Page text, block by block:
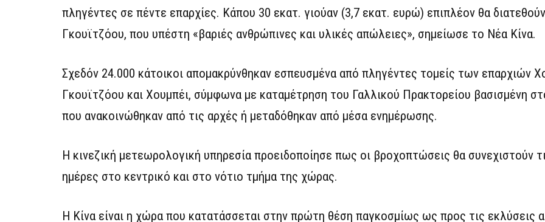
πληγέντες σε πέντε επαρχίες. Κάπου 30 εκατ. γιούαν (3,7 εκατ. ευρώ) επιπλέον θα
Γκουϊτζόου, που υπέστη «βαριές ανθρώπινες και υλικές απώλειες», σημείωσε το Νέα Κίνα.
Σχεδόν 24.000 κάτοικοι απομακρύνθηκαν εσπευσμένα από πληγέντες τομείς των επαρχιών
Γκουϊτζόου και Χουμπέι, σύμφωνα με καταμέτρηση του Γαλλικού Πρακτορείου βασισμένη
που ανακοινώθηκαν από τις αρχές ή μεταδόθηκαν από μέσα ενημέρωσης.
Η κινεζική μετεωρολογική υπηρεσία προειδοποίησε πως οι βροχοπτώσεις θα συνεχιστούν
ημέρες στο κεντρικό και στο νότιο τμήμα της χώρας.
Η Κίνα είναι η χώρα που κατατάσσεται στην πρώτη θέση παγκοσμίως ως προς τις εκλύσεις